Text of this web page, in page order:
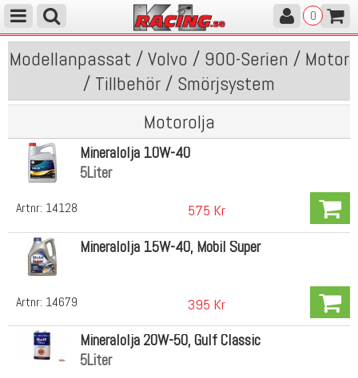
0
Modellanpassat / Volvo / 900-Serien / Motor
/ Tillbehör / Smörjsystem
Motorolja
Artnr: 14128
Mineralolja 10W-40
5Liter
575 Kr
Artnr: 14679
Mineralolja 15W-40, Mobil Super
395 Kr
Mineralolja 20W-50, Gulf Classic
5Liter